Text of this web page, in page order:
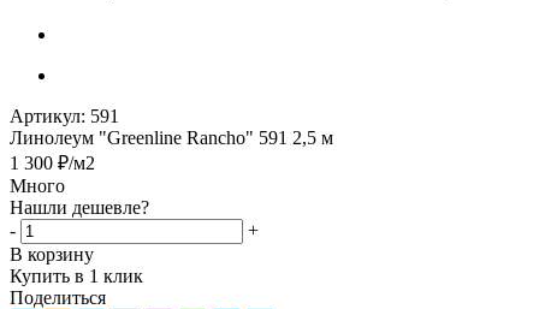
Артикул: 591
Линолеум "Greenline Rancho" 591 2,5 м
1 300 ₽/м2
Много
Нашли дешевле?
-
+
В корзину
Купить в 1 клик
Поделиться